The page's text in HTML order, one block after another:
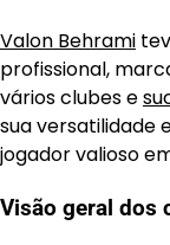
Valon Behrami
profissional,
vários clubes e
sua versatilidade
jogador valioso
Visão geral dos